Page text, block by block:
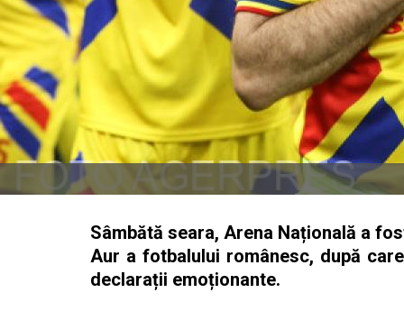
Sâmbătă seara, Arena Națională a
Aur a fotbalului românesc, după
declarații emoționante.